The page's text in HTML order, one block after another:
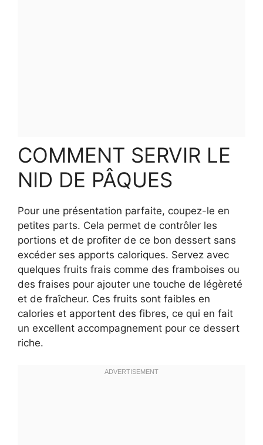
COMMENT SERVIR LE
NID DE PÂQUES
Pour une présentation parfaite, coupez-le en
petites parts. Cela permet de contrôler les
portions et de profiter de ce bon dessert sans
excéder ses apports caloriques. Servez avec
quelques fruits frais comme des framboises ou
des fraises pour ajouter une touche de légèreté
et de fraîcheur. Ces fruits sont faibles en
calories et apportent des fibres, ce qui en fait
un excellent accompagnement pour ce dessert
riche.